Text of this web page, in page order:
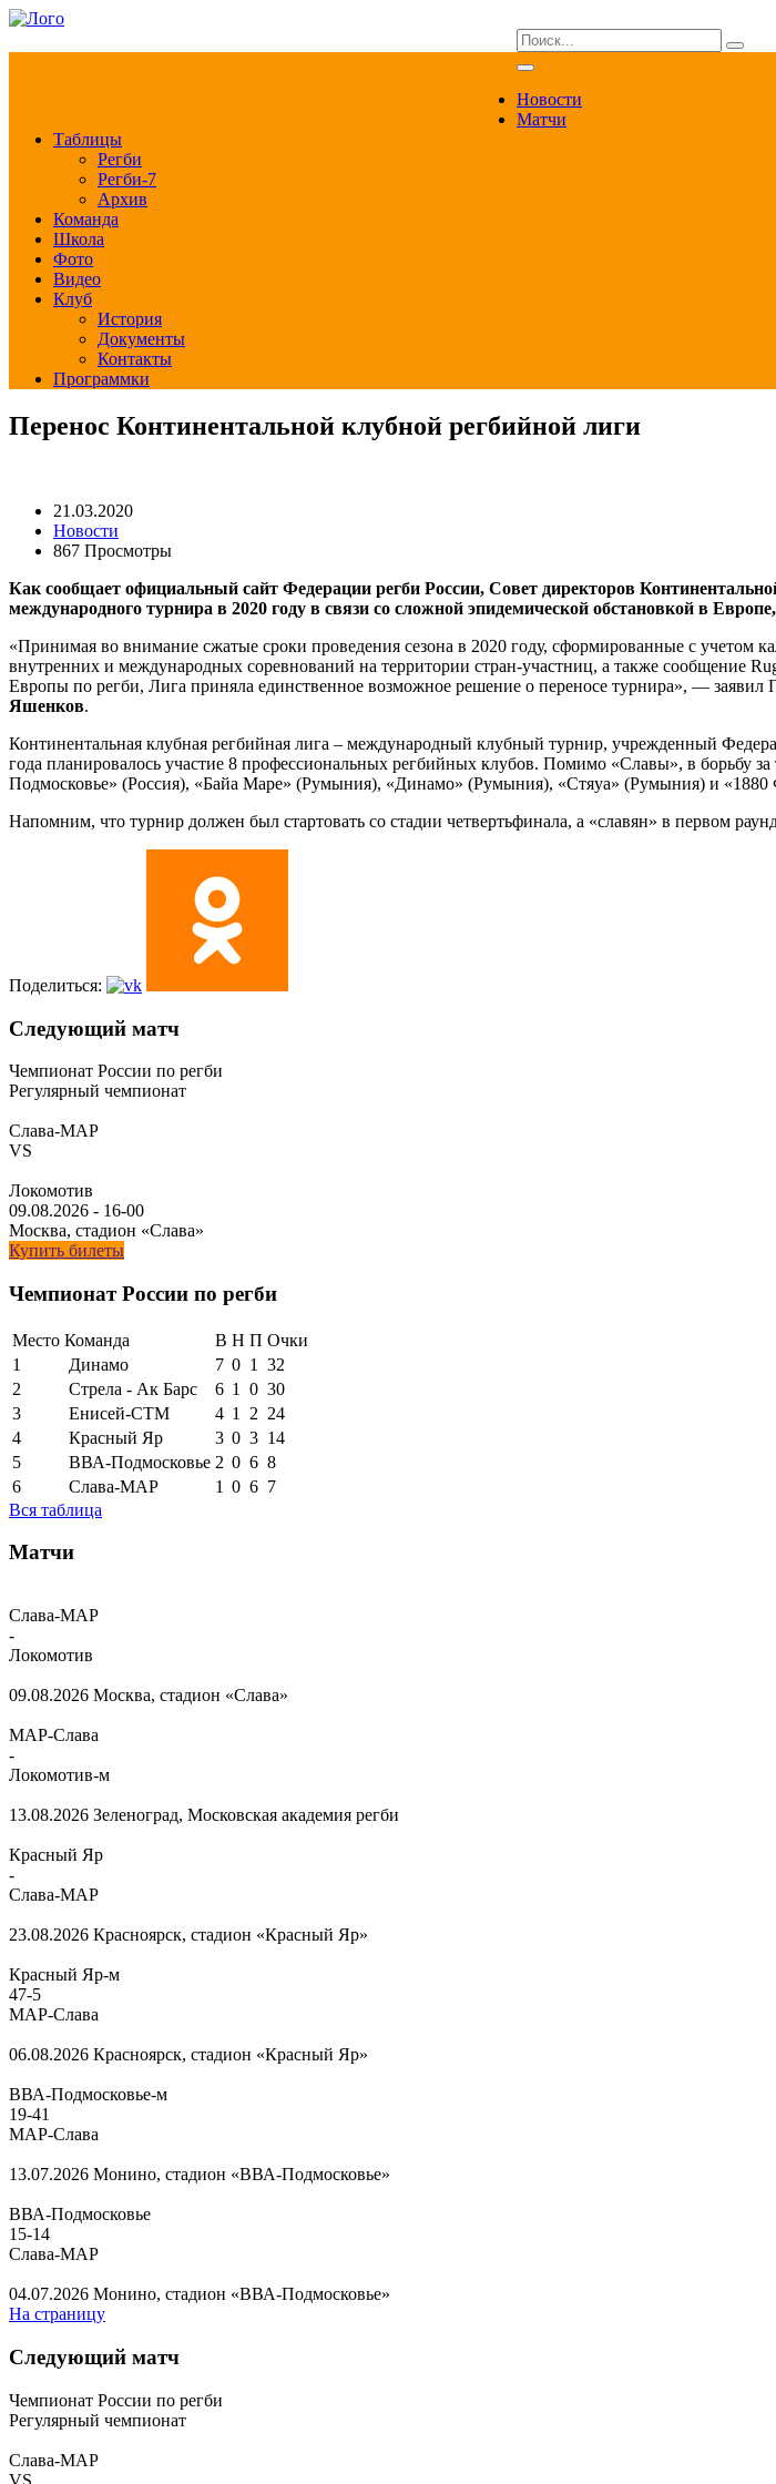
Новости
Матчи
Таблицы
Регби
Регби-7
Архив
Команда
Школа
Фото
Видео
Клуб
История
Документы
Контакты
Программки
Перенос Континентальной клубной регбийной лиги
21.03.2020
Новости
867 Просмотры
Как сообщает официальный сайт Федерации регби России, Совет директоров
международного турнира в 2020 году в связи со сложной эпидемической обстановкой в
«Принимая во внимание сжатые сроки проведения сезона в 2020 году, сформированные с учетом
внутренних и международных соревнований на территории стран-участниц, а также сообщение
Европы по регби, Лига приняла единственное возможное решение о переносе турнира», — заявил
Яшенков.
Континентальная клубная регбийная лига – международный клубный турнир, учрежденный
года планировалось участие 8 профессиональных регбийных клубов. Помимо «Славы», в
Подмосковье» (Россия), «Байа Маре» (Румыния), «Динамо» (Румыния), «Стяуа» (Румыния) и
Напомним, что турнир должен был стартовать со стадии четвертьфинала, а «славян» в первом
Поделиться:
Следующий матч
Чемпионат России по регби
Регулярный чемпионат
Слава-МАР
VS
Локомотив
09.08.2026 - 16-00
Москва, стадион «Слава»
Купить билеты
Чемпионат России по регби
Место Команда В Н П Очки
1
Динамо 7 0 1
32
2
Стрела - Ак Барс 6 1 0 30
3
Енисей-СТМ 4 1 2 24
4
Красный Яр 3 0 3 14
5
ВВА-Подмосковье 2 0 6 8
6
Слава-МАР 1 0 6 7
Вся таблица
Матчи
Слава-МАР
-
Локомотив
09.08.2026 Москва, стадион «Слава»
МАР-Слава
-
Локомотив-м
13.08.2026 Зеленоград, Московская академия регби
Красный Яр
-
Слава-МАР
23.08.2026 Красноярск, стадион «Красный Яр»
Красный Яр-м
47-5
МАР-Слава
06.08.2026 Красноярск, стадион «Красный Яр»
ВВА-Подмосковье-м
19-41
МАР-Слава
13.07.2026 Монино, стадион «ВВА-Подмосковье»
ВВА-Подмосковье
15-14
Слава-МАР
04.07.2026 Монино, стадион «ВВА-Подмосковье»
На страницу
Следующий матч
Чемпионат России по регби
Регулярный чемпионат
Слава-МАР
VS